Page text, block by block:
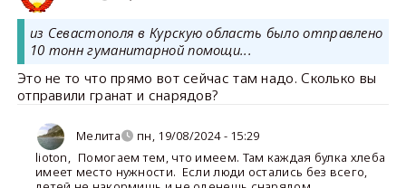
из Севастополя в Курскую область было отправлено
10 тонн гуманитарной помощи...
Это не то что прямо вот сейчас там надо. Сколько вы
отправили гранат и снарядов?
Мелита
пн, 19/08/2024 - 15:29
lioton
Помогаем тем, что имеем. Там каждая булка хлеба
имеет место нужности. Если люди остались без всего,